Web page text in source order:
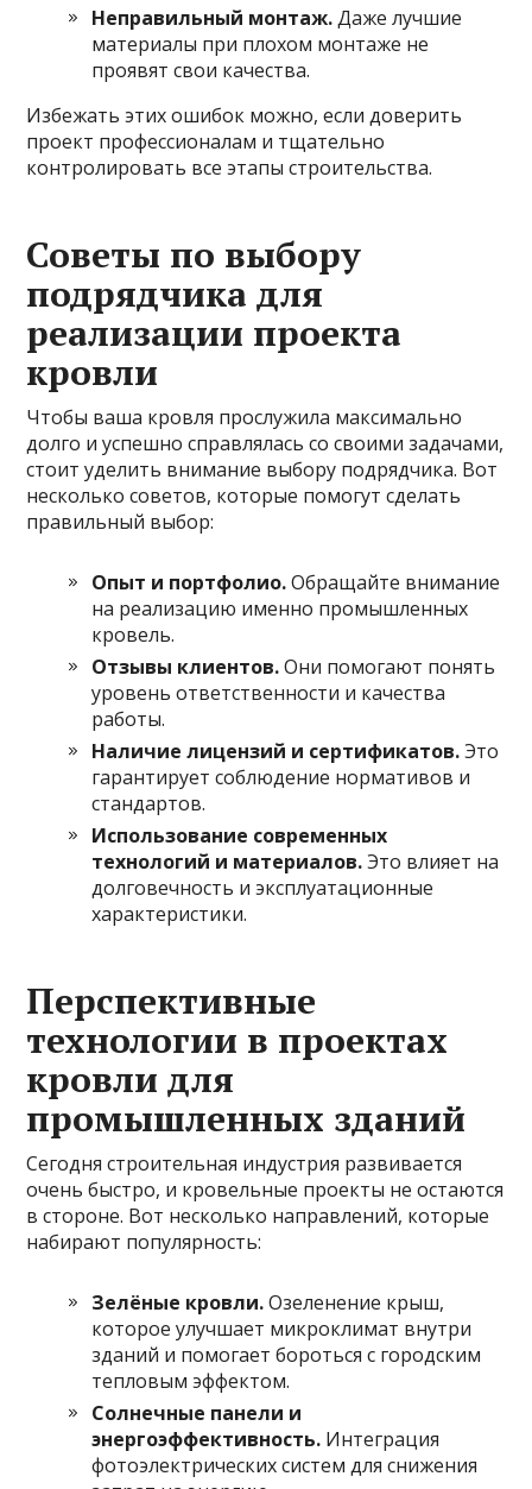
Неправильный монтаж.Даже лучшие
материалы при плохом монтаже не
проявят свои качества.
Избежать этих ошибок можно, если доверить
проект профессионалам и тщательно
контролировать все этапы строительства.
Советы по выбору
подрядчика для
реализации проекта
кровли
Чтобы ваша кровля прослужила максимально
долго и успешно справлялась со своими задачами,
стоит уделить внимание выбору подрядчика. Вот
несколько советов, которые помогут сделать
правильный выбор:
Опыт и портфолио.Обращайте внимание
на реализацию именно промышленных
кровель.
Отзывы клиентов.Они помогают понять
уровень ответственности и качества
работы.
Наличие лицензий и сертификатов.Это
гарантирует соблюдение нормативов и
стандартов.
Использование современных
технологий и материалов.Это влияет на
долговечность и эксплуатационные
характеристики.
Перспективные
технологии в проектах
кровли для
промышленных зданий
Сегодня строительная индустрия развивается
очень быстро, и кровельные проекты не остаются
в стороне. Вот несколько направлений, которые
набирают популярность:
Зелёные кровли.Озеленение крыш,
которое улучшает микроклимат внутри
зданий и помогает бороться с городским
тепловым эффектом.
Солнечные панели и
энергоэффективность. Интеграция
фотоэлектрических систем для снижения